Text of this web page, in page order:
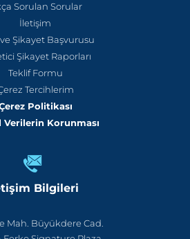
Sorulan Sorular
İletişim
Şikayet Başvurusu
Şikayet Raporları
Teklif Formu
Tercihlerim
Politikası
Verilerin Korunması
Bilgileri
Mah. Büyükdere Cad.